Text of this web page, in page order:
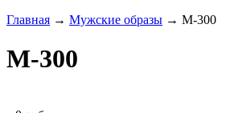
Главная → Мужские образы → M-300
M-300